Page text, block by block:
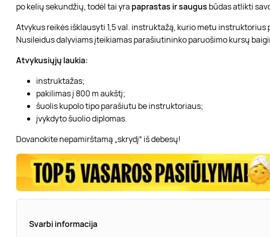
po kelių sekundžių, todėl tai yra paprastas ir saugus būdas atlikti
Atvykus reikės išklausyti 1,5 val. instruktažą, kurio metu
Nusileidus dalyviams įteikiamas parašiutininko paruošimo kursų
Atvykusiųjų laukia:
instruktažas;
pakilimas į 800 m aukštį;
šuolis kupolo tipo parašiutu be instruktoriaus;
įvykdyto šuolio diplomas.
Dovanokite nepamirštamą „skrydį“ iš debesų!
Svarbi informacija